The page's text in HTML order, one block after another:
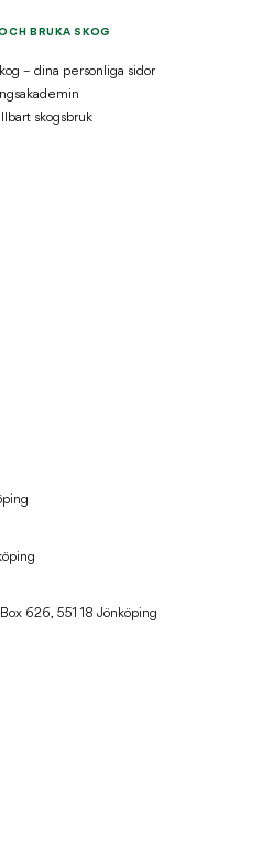
BRUKA SKOG
– dina personliga sidor
skogsbruk
626, 551 18 Jönköping